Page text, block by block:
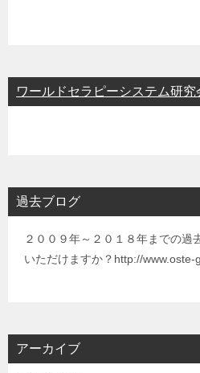
ワールドセラピーシステム研究
過去ブログ
２００９年～２０１８年までの過
いただけますか？http://
アーカイブ